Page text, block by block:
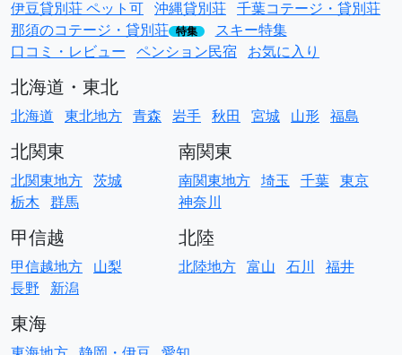
伊豆貸別荘 ペット可 沖縄貸別荘 千葉コテージ・貸別荘
那須のコテージ・貸別荘 特集
スキー特集
口コミ・レビュー ペンション民宿 お気に入り
北海道・東北
北海道 東北地方 青森 岩手 秋田 宮城 山形 福島
北関東
北関東地方 茨城
栃木 群馬
南関東
南関東地方 埼玉 千葉 東京
神奈川
甲信越
甲信越地方 山梨
長野
新潟
北陸
北陸地方 富山 石川 福井
東海